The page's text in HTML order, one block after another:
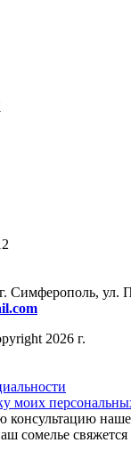
Симферополь, ул.
2026 г.
моих
консультацию
сомелье